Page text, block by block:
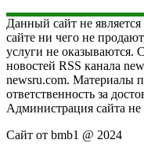
Данный сайт не
сайте ни чего не
услуги не оказываются.
новостей RSS канала
newsru.com. Материалы
ответственность за
Администрация сайта не
Сайт от bmb1 @ 2024